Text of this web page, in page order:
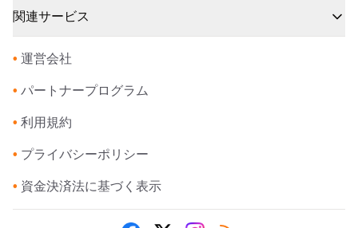
関連サービス
• 運営会社
• パートナープログラム
• 利用規約
• プライバシーポリシー
• 資金決済法に基づく表示